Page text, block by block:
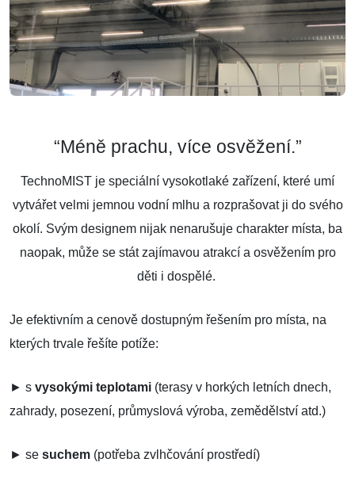
“Méně prachu, více osvěžení.”
TechnoMIST je speciální vysokotlaké zařízení, které umí
vytvářet velmi jemnou vodní mlhu a rozprašovat ji do svého
okolí. Svým designem nijak nenarušuje charakter místa, ba
naopak, může se stát zajímavou atrakcí a osvěžením pro
děti i dospělé.
Je efektivním a cenově dostupným řešením pro místa, na
kterých trvale řešíte potíže:
► s vysokými teplotami (terasy v horkých letních dnech,
zahrady, posezení, průmyslová výroba, zemědělství atd.)
► se suchem (potřeba zvlhčování prostředí)